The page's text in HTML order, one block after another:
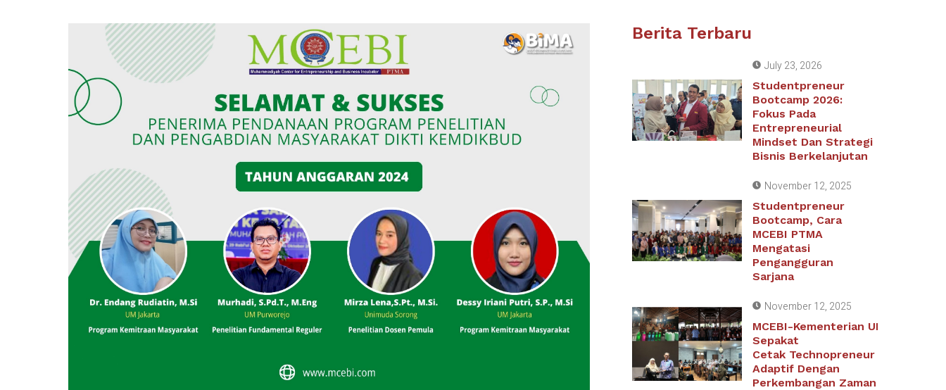
Berita Terbaru
July 23, 2026
Studentpreneur
Bootcamp 2026:
Fokus Pada
Entrepreneurial
Mindset Dan Strategi
Bisnis Berkelanjutan
November 12, 2025
Studentpreneur
Bootcamp, Cara
MCEBI PTMA
Mengatasi
Pengangguran
Sarjana
November 12, 2025
MCEBI-Kementerian UMKM
Sepakat
Cetak Technopreneur Yang
Adaptif Dengan
Perkembangan Zaman